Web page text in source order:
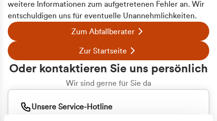
weitere Informationen zum aufgetretenen Fehler an. Wir
entschuldigen uns für eventuelle Unannehmlichkeiten.
Zum Abfallberater
Zur Startseite
Oder kontaktieren Sie uns persönlich
Wir sind gerne für Sie da
Unsere Service-Hotline